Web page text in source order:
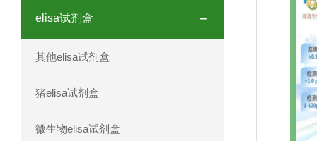
人抗卵巢抗体(Anti-OV Ab)elisa试剂盒
人蓝氏贾第虫(GL)elisa试剂盒厂家直销
人疱疹病毒-6型感染(HHV-6)elisa试剂
elisa试剂盒
其他elisa试剂盒
猪elisa试剂盒
微生物elisa试剂盒